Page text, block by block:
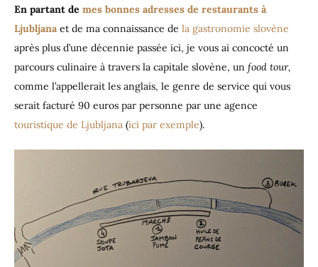
En partant de mes bonnes adresses de restaurants à
Ljubljana et de ma connaissance de la gastronomie slovène
après plus d’une décennie passée ici, je vous ai concocté un
parcours culinaire à travers la capitale slovène, un food tour,
comme l’appellerait les anglais, le genre de service qui vous
serait facturé 90 euros par personne par une agence
touristique de Ljubljana (ici par exemple).